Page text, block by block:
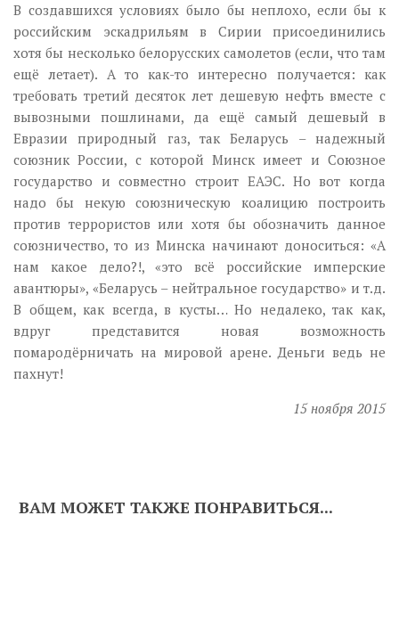
В создавшихся условиях было бы неплохо, если бы к
российским эскадрильям в Сирии присоединились
хотя бы несколько белорусских самолетов (если, что там
ещё летает). А то как-то интересно получается: как
требовать третий десяток лет дешевую нефть вместе с
вывозными пошлинами, да ещё самый дешевый в
Евразии природный газ, так Беларусь – надежный
союзник России, с которой Минск имеет и Союзное
государство и совместно строит ЕАЭС. Но вот когда
надо бы некую союзническую коалицию построить
против террористов или хотя бы обозначить данное
союзничество, то из Минска начинают доноситься: «А
нам какое дело?!, «это всё российские имперские
авантюры», «Беларусь – нейтральное государство» и т.д.
В общем, как всегда, в кусты… Но недалеко, так как,
вдруг представится новая возможность
помародёрничать на мировой арене. Деньги ведь не
пахнут!
15 ноября 2015
ВАМ МОЖЕТ ТАКЖЕ ПОНРАВИТЬСЯ...